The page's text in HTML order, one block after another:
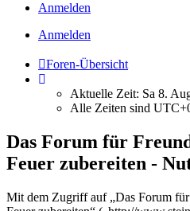
Anmelden
Anmelden
Foren-Übersicht
Aktuelle Zeit: Sa 8.
Alle Zeiten sind
Das Forum für
Feuer zubereiten -
Mit dem Zugriff auf „Das Forum